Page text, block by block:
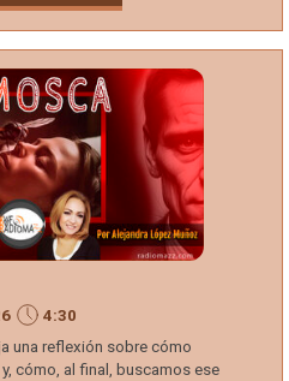
4:30
una reflexión sobre cómo
cómo, al final, buscamos ese